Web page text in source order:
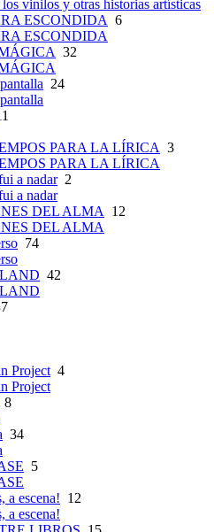
vinilos y otras historias artísticas
ESCONDIDA 6
ESCONDIDA
32
24
PARA LA LÍRICA 3
PARA LA LÍRICA
a nadar2
a nadar
DEL ALMA
12
DEL ALMA
74
42
Project 4
Project
8
34
5
a escena! 12
a escena!